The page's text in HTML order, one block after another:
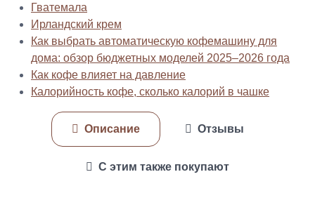
Гватемала
Ирландский крем
Как выбрать автоматическую кофемашину для
дома: обзор бюджетных моделей 2025–2026 года
Как кофе влияет на давление
Калорийность кофе, сколько калорий в чашке
Описание Отзывы
С этим также покупают